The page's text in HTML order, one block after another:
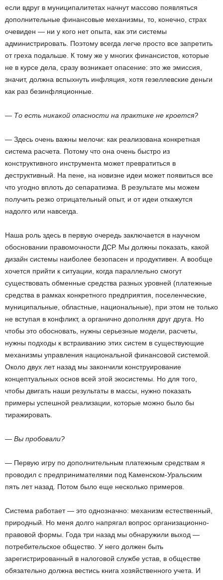
если вдруг в муниципалитетах начнут массово появляться
дополнительные финансовые механизмы, то, конечно, страх
очевиден — ни у кого нет опыта, как эти системы
администрировать. Поэтому всегда легче просто все запретить
от греха подальше. К тому же у многих финансистов, которые
не в курсе дела, сразу возникает опасение: это же эмиссия,
значит, должна вспыхнуть инфляция, хотя гезеллевские деньги
как раз безинфляционные.
— То есть никакой опасности на практике не кроется?
— Здесь очень важны мелочи: как реализована конкретная
система расчета. Потому что она очень быстро из
конструктивного инструмента может превратиться в
деструктивный. На пене, на новизне идеи может появиться все
что угодно вплоть до сепаратизма. В результате мы можем
получить резко отрицательный опыт, и от идеи откажутся
надолго или навсегда.
Наша роль здесь в первую очередь заключается в научном
обосновании правомочности ДСР. Мы должны показать, какой
дизайн системы наиболее безопасен и продуктивен. А вообще
хочется прийти к ситуации, когда параллельно смогут
существовать обменные средства разных уровней (платежные
средства в рамках конкретного предприятия, поселенческие,
муниципальные, областные, национальные), при этом не только
не вступая в конфликт, а органично дополняя друг друга. Но
чтобы это обосновать, нужны серьезные модели, расчеты,
нужны подходы к встраиванию этих систем в существующие
механизмы управления национальной финансовой системой.
Около двух лет назад мы закончили конструирование
концептуальных основ всей этой экосистемы. Но для того,
чтобы двигать наши результаты в массы, нужно показать
примеры успешной реализации, которые можно было бы
тиражировать.
— Вы пробовали?
— Первую игру по дополнительным платежным средствам я
проводил с предпринимателями под Каменском-Уральским
пять лет назад. Потом было еще несколько примеров.
Система работает — это однозначно: механизм естественный,
природный. Но меня долго напрягал вопрос организационно-
правовой формы. Года три назад мы обнаружили выход —
потребительское общество. У него должен быть
зарегистрированный в налоговой службе устав, в обществе
обязательно должна вестись книга хозяйственного учета. И